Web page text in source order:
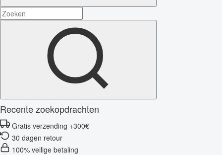
Recente zoekopdrachten
Gratis verzending +300€
30 dagen retour
100% veilige betaling